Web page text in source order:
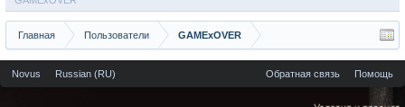
Главная Пользователи GAMExOVER
Novus Russian (RU) Обратная связь Помощь